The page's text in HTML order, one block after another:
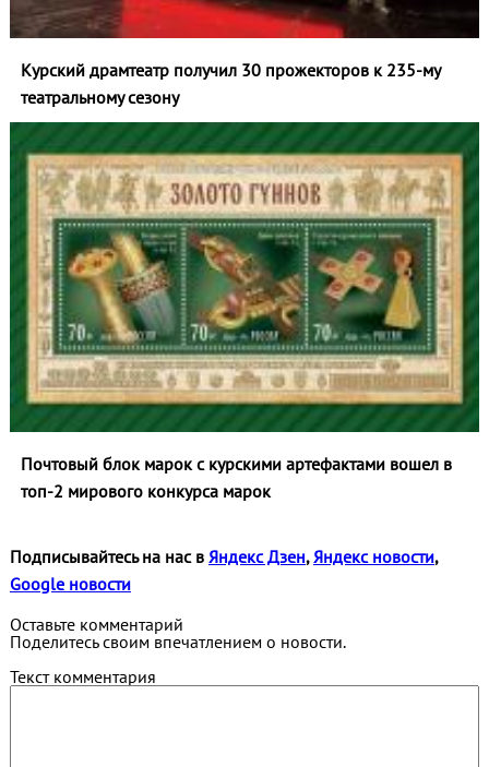
Курский драмтеатр получил 30 прожекторов к 235‑му
театральному сезону
Почтовый блок марок с курскими артефактами вошел в
топ‑2 мирового конкурса марок
Подписывайтесь на нас в Яндекс Дзен,Яндекс новости,
Google новости
Оставьте комментарий
Поделитесь своим впечатлением о новости.
Текст комментария